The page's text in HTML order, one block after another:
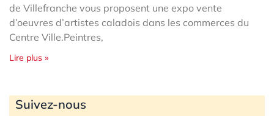
de Villefranche vous proposent une expo vente
d’oeuvres d’artistes caladois dans les commerces du
Centre Ville.Peintres,
Lire plus »
Suivez-nous
Archives